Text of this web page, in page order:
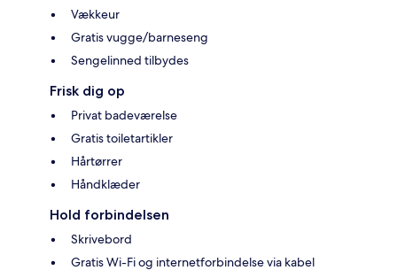
Vækkeur
Gratis vugge/barneseng
Sengelinned tilbydes
Frisk dig op
Privat badeværelse
Gratis toiletartikler
Hårtørrer
Håndklæder
Hold forbindelsen
Skrivebord
Gratis Wi-Fi og internetforbindelse via kabel